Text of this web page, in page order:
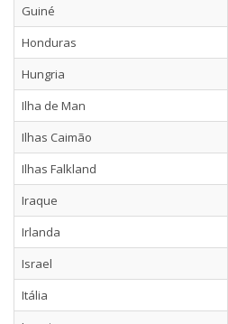
Guiné
Honduras
Hungria
Ilha de Man
Ilhas Caimão
Ilhas Falkland
Iraque
Irlanda
Israel
Itália